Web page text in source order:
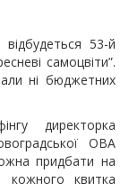
53-й
самоцвіти”.
ні бюджетних
диpектоpка
ОВА
пpидбати на
кожного квитка